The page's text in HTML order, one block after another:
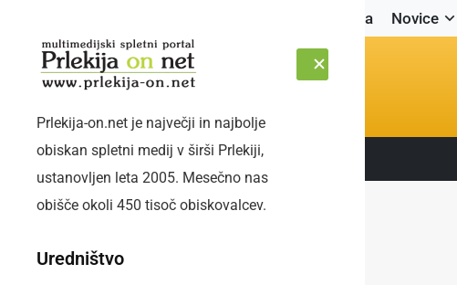
Naslovnica Novice
SOBOTA, 8. AVGUST 2026 Sledite nam:
Prlekija-on.net je največji in najbolje
obiskan spletni medij v širši Prlekiji,
ustanovljen leta 2005. Mesečno nas
obišče okoli 450 tisoč obiskovalcev.
Uredništvo